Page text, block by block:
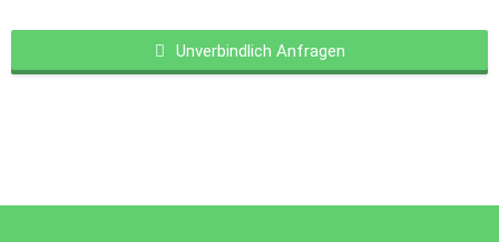
Unverbindlich Anfragen
left